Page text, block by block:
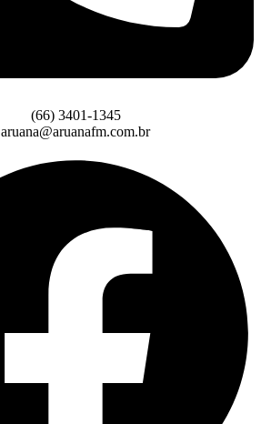
(66) 3401-1345
aruana@aruanafm.com.br